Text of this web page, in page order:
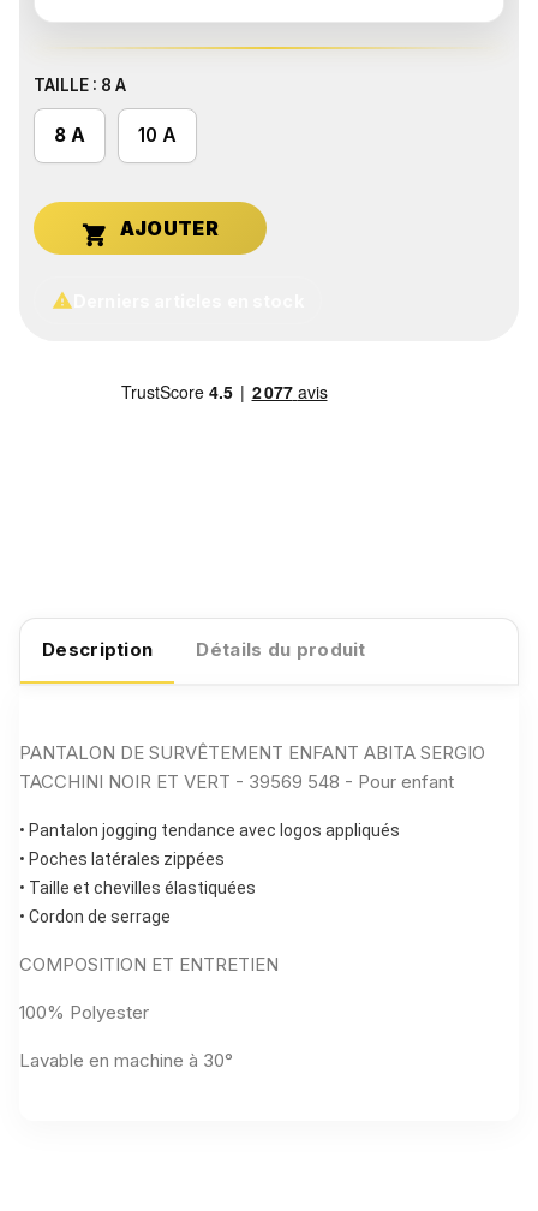
TAILLE : 8 A
8 A 10 A


Description Détails du produit
PANTALON DE SURVÊTEMENT ENFANT ABITA SERGIO
TACCHINI NOIR ET VERT - 39569 548 - Pour enfant
• Pantalon jogging tendance avec logos appliqués
• Poches latérales zippées
• Taille et chevilles élastiquées
• Cordon de serrage
COMPOSITION ET ENTRETIEN
100% Polyester
Lavable en machine à 30°